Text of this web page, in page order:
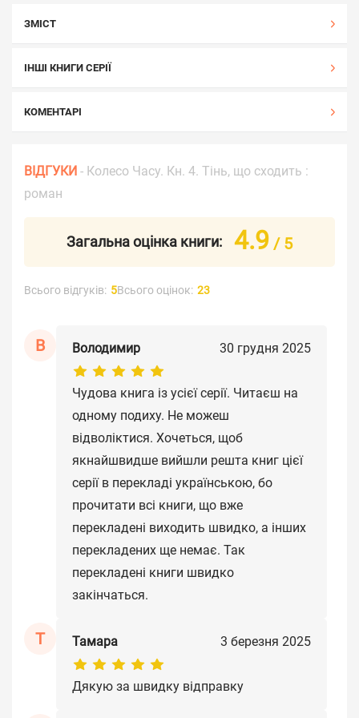
ЗМІСТ
ІНШІ КНИГИ СЕРІЇ
КОМЕНТАРІ
ВІДГУКИ - Колесо Часу. Кн. 4. Тінь, що сходить :
роман
Загальна оцінка книги: 4.9 / 5
Всього відгуків: 5Всього оцінок: 23
В Володимир 30 грудня 2025
Чудова книга із усієї серії. Читаєш на
одному подиху. Не можеш
відволіктися. Хочеться, щоб
якнайшвидше вийшли решта книг цієї
серії в перекладі українською, бо
прочитати всі книги, що вже
перекладені виходить швидко, а інших
перекладених ще немає. Так
перекладені книги швидко
закінчаться.
Т Тамара 3 березня 2025
Дякую за швидку відправку